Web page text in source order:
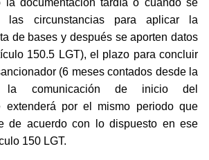
las circunstancias para aplicar la
de bases y después se aporten datos
150.5 LGT), el plazo para concluir
(6 meses contados desde la
la comunicación de inicio del
extenderá por el mismo periodo que
de acuerdo con lo dispuesto en ese
150 LGT.